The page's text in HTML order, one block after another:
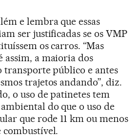
e lembra que essas
ser justificadas se os VMP
os carros. “Mas
assim, a maioria dos
transporte público e antes
trajetos andando”, diz.
o uso de patinetes tem
do que o uso de
que rode 11 km ou menos